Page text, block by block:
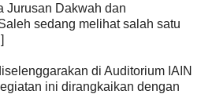
Jurusan Dakwah dan
sedang melihat salah satu
di Auditorium IAIN
ini dirangkaikan dengan